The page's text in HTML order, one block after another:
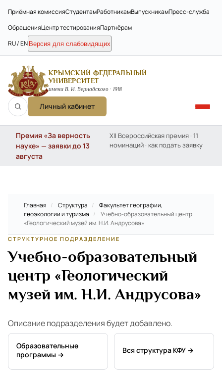
Приёмная комиссияСтудентамРаботникамВыпускникамПресс-служба
ОбращенияЦентр тестированияПартнёрам
RU / EN Версия для слабовидящих
КРЫМСКИЙ ФЕДЕРАЛЬНЫЙ
УНИВЕРСИТЕТ
имени В. И. Вернадского · 1918
Личный кабинет
Премия «За верность
науке» — заявки до 13
августа
XII Всероссийская премия · 11
номинаций · как подать заявку
Главная / Структура /
Факультет географии,
геоэкологии и туризма /
Учебно-образовательный центр
«Геологический музей им. Н.И. Андрусова»
СТРУКТУРНОЕ ПОДРАЗДЕЛЕНИЕ
Учебно-образовательный
центр «Геологический
музей им. Н.И. Андрусова»
Описание подразделения будет добавлено.
Образовательные
программы →
Вся структура КФУ →